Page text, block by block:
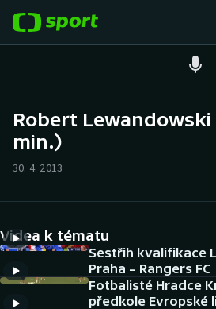
Hokej
Cyklistika
DALŠÍ SPORTY
Robert Lewandowski
min.)
30. 4. 2013
Videa k tématu
Sestřih kvalifikace
Praha – Rangers FC
Fotbalisté Hradce
předkole Evropské